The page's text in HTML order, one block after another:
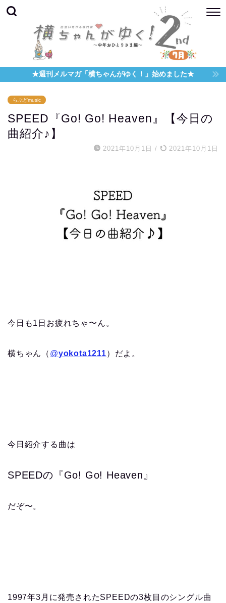
★週刊メルマガ「横ちゃんがゆく！」始めました★
らぶどmusic
SPEED『Go! Go! Heaven』【今日の
曲紹介♪】
2021年10月1日 / 2021年10月1日
今日も1日お疲れちゃ〜ん。
横ちゃん（ @yokota1211）だよ。
今日紹介する曲は
SPEEDの『Go! Go! Heaven』
だぞ〜。
1997年3月に発売されたSPEEDの3枚目のシングル曲